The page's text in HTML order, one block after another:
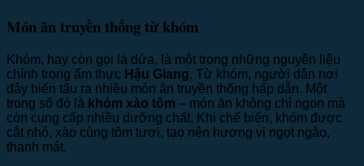
Món ăn truyền thống từ khóm
Khóm, hay còn gọi là dứa, là một trong những nguyên liệu
chính trong ẩm thực Hậu Giang. Từ khóm, người dân nơi
đây biến tấu ra nhiều món ăn truyền thống hấp dẫn. Một
trong số đó là khóm xào tôm – món ăn không chỉ ngon mà
còn cung cấp nhiều dưỡng chất. Khi chế biến, khóm được
cắt nhỏ, xào cùng tôm tươi, tạo nên hương vị ngọt ngào,
thanh mát.